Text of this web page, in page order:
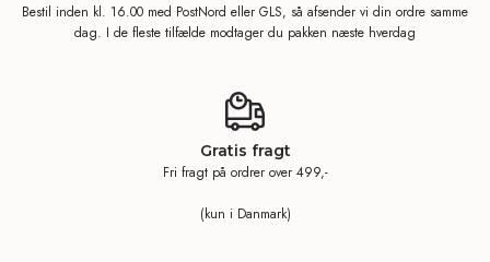
Bestil inden kl. 16.00 med PostNord eller GLS, så afsender vi din ordre samme
dag. I de fleste tilfælde modtager du pakken næste hverdag
Gratis fragt
Fri fragt på ordrer over 499,-
(kun i Danmark)